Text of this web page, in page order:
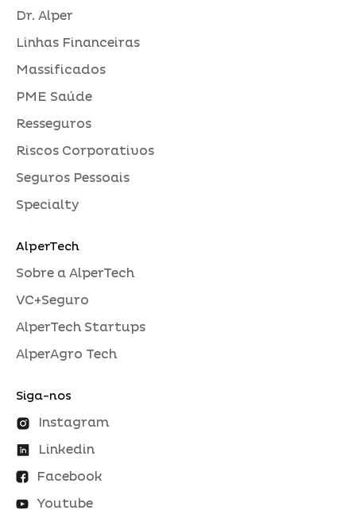
Dr. Alper
Linhas Financeiras
Massificados
PME Saúde
Resseguros
Riscos Corporativos
Seguros Pessoais
Specialty
AlperTech
Sobre a AlperTech
VC+Seguro
AlperTech Startups
AlperAgro Tech
Siga-nos
Instagram
Linkedin
Facebook
Youtube